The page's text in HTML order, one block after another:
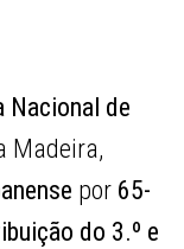
Nacional de
Madeira,
por 65-
do 3.º e